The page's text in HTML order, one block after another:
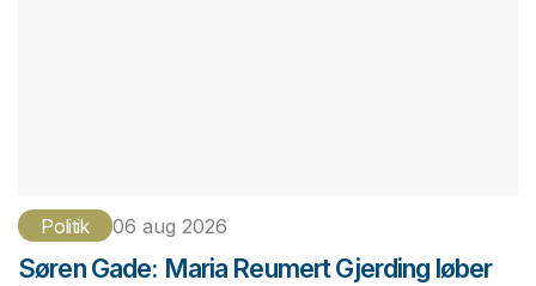
Politik 06 aug 2026
Søren Gade: Maria Reumert Gjerding løber